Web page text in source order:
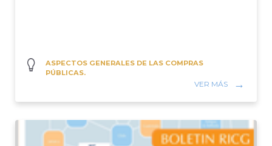
ASPECTOS GENERALES DE LAS COMPRAS
PÚBLICAS.
VER MÁS